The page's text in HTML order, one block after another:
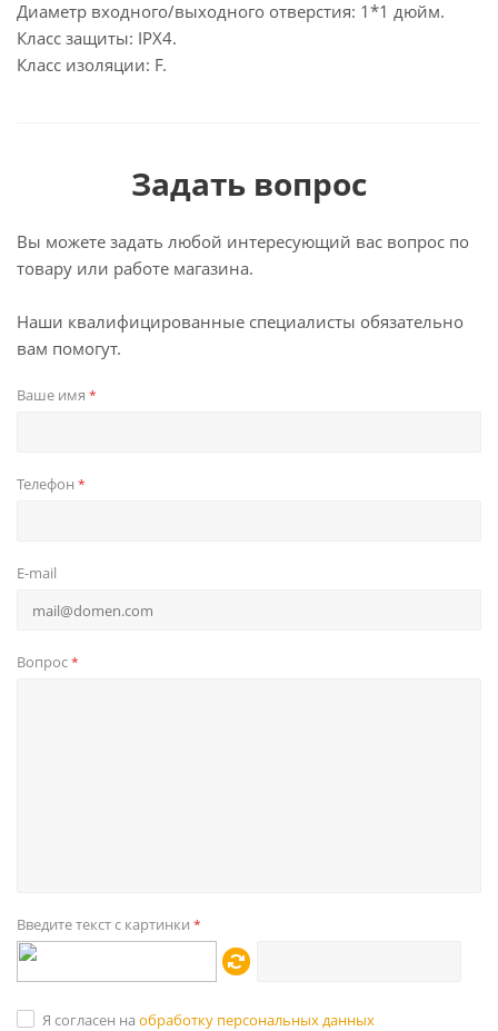
Диаметр входного/выходного отверстия: 1*1 дюйм.
Класс защиты: IPX4.
Класс изоляции: F.
Задать вопрос
Вы можете задать любой интересующий вас вопрос по
товару или работе магазина.
Наши квалифицированные специалисты обязательно
вам помогут.
Ваше имя *
Телефон *
E-mail
Вопрос*
Введите текст с картинки *
Я согласен на обработку персональных данных